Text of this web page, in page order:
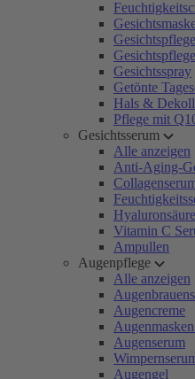
Gesichtsspray
Getönte
Hals &
Pflege mit
Gesichtsserum
Alle anzeigen
Anti-Aging-
Vitamin C
Ampullen
Augenpflege
Alle anzeigen
Augencreme
Augenserum
Augengel